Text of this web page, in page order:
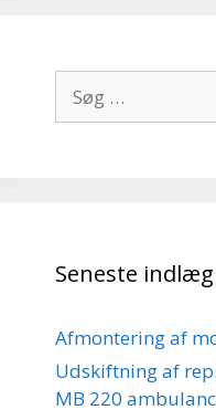
efter:
Seneste indlæg
Afmontering af
Udskiftning af
MB 220